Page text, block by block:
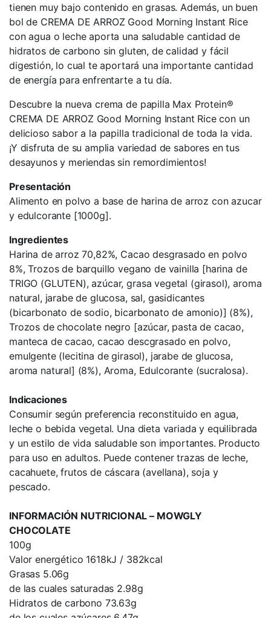
tienen muy bajo contenido en grasas. Además, un buen
bol de CREMA DE ARROZ Good Morning Instant Rice
con agua o leche aporta una saludable cantidad de
hidratos de carbono sin gluten, de calidad y fácil
digestión, lo cual te aportará una importante cantidad
de energía para enfrentarte a tu día.
Descubre la nueva crema de papilla Max Protein®
CREMA DE ARROZ Good Morning Instant Rice con un
delicioso sabor a la papilla tradicional de toda la vida.
¡Y disfruta de su amplia variedad de sabores en tus
desayunos y meriendas sin remordimientos!
Presentación
Alimento en polvo a base de harina de arroz con azucar
y edulcorante [1000g].
Ingredientes
Harina de arroz 70,82%, Cacao desgrasado en polvo
8%, Trozos de barquillo vegano de vainilla [harina de
TRIGO (GLUTEN), azúcar, grasa vegetal (girasol), aroma
natural, jarabe de glucosa, sal, gasidicantes
(bicarbonato de sodio, bicarbonato de amonio)] (8%),
Trozos de chocolate negro [azúcar, pasta de cacao,
manteca de cacao, cacao descgrasado en polvo,
emulgente (lecitina de girasol), jarabe de glucosa,
aroma natural] (8%), Aroma, Edulcorante (sucralosa).
Indicaciones
Consumir según preferencia reconstituido en agua,
leche o bebida vegetal. Una dieta variada y equilibrada
y un estilo de vida saludable son importantes. Producto
para uso en adultos. Puede contener trazas de leche,
cacahuete, frutos de cáscara (avellana), soja y
pescado.
INFORMACIÓN NUTRICIONAL – MOWGLY
CHOCOLATE
100g
Valor energético 1618kJ / 382kcal
Grasas 5.06g
de las cuales saturadas 2.98g
Hidratos de carbono 73.63g